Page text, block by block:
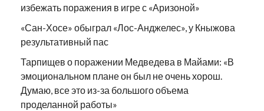
избежать поражения в игре с «Аризоной»
«Сан-Хосе» обыграл «Лос-Анджелес», у Кныжова
результативный пас
Тарпищев о поражении Медведева в Майами: «В
эмоциональном плане он был не очень хорош.
Думаю, все это из-за большого объема
проделанной работы»